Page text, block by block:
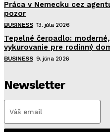
Práca v Nemecku cez
pozor
BUSINESS 13. júla 2026
Tepelné čerpadlo:
vykurovanie pre rodinný
BUSINESS 9. júna 2026
Newsletter